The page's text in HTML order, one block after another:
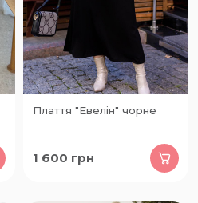
Плаття "Евелін" чорне
1 600 грн